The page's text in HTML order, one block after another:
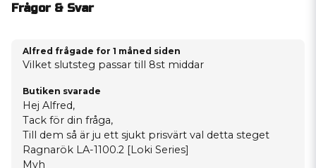
Frågor & Svar
Alfred frågade for 1 måned siden
Vilket slutsteg passar till 8st middar
Butiken svarade
Hej Alfred,
Tack för din fråga,
Till dem så är ju ett sjukt prisvärt val detta steget
Ragnarök LA-1100.2 [Loki Series]
Mvh